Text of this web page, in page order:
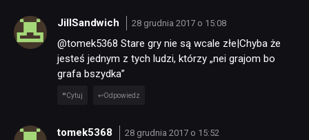
JillSandwich 28 grudnia 2017 o 15:08
@tomek5368 Stare gry nie są wcale złe|Chyba że
jesteś jednym z tych ludzi, którzy „nei grajom bo
grafa bszydka”
Cytuj Odpowiedz
tomek5368 28 grudnia 2017 o 15:52